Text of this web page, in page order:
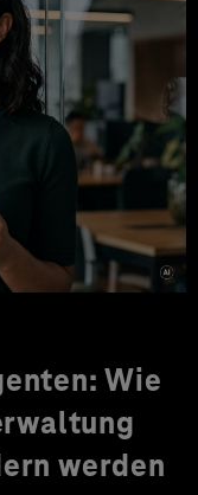
Wie
werden